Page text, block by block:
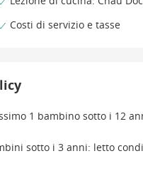
Costi di servizio e tasse
1 bambino sotto i 12
sotto i 3 anni: letto